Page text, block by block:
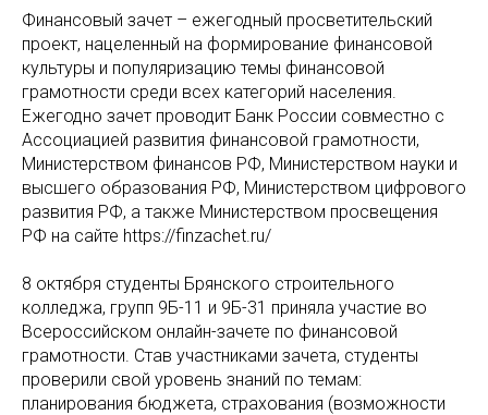
Финансовый зачет – ежегодный просветительский
проект, нацеленный на формирование финансовой
культуры и популяризацию темы финансовой
грамотности среди всех категорий населения.
Ежегодно зачет проводит Банк России совместно с
Ассоциацией развития финансовой грамотности,
Министерством финансов РФ, Министерством науки и
высшего образования РФ, Министерством цифрового
развития РФ, а также Министерством просвещения
РФ на сайте https://finzachet.ru/
8 октября студенты Брянского строительного
колледжа, групп 9Б-11 и 9Б-31 приняла участие во
Всероссийском онлайн-зачете по финансовой
грамотности. Став участниками зачета, студенты
проверили свой уровень знаний по темам:
планирования бюджета, страхования (возможности